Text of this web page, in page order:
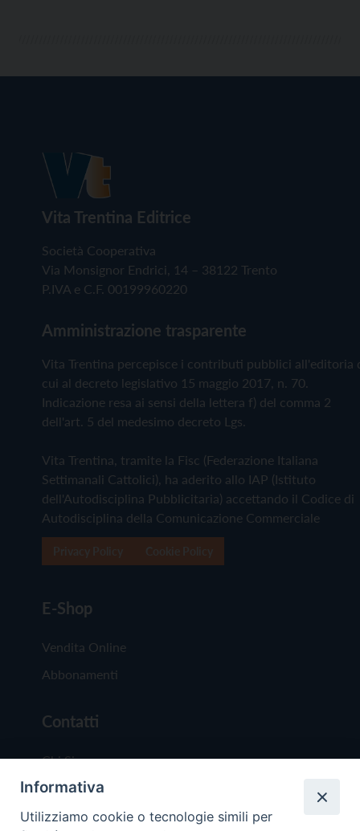
Vita Trentina Editrice
Società Cooperativa
Via Monsignor Endrici, 14 – 38122 Trento
P.IVA e C.F. 00199960220
Amministrazione trasparente
Vita Trentina percepisce i contributi pubblici all'editoria
cui al decreto legislativo 15 maggio 2017, n. 70.
Indicazione resa ai sensi della lettera f) del comma 2
dell'art. 5 del medesimo decreto Lgs.
Vita Trentina, tramite la Fisc (Federazione Italiana
Settimanali Cattolici), ha aderito allo IAP (Istituto
dell'Autodisciplina Pubblicitaria) accettando il Codice di
Autodisciplina della Comunicazione Commerciale
E-Shop
Vendita Online
Abbonamenti
Contatti
Chi Siamo
Redazione
Scrivici
Informativa
Utilizziamo cookie o tecnologie simili per